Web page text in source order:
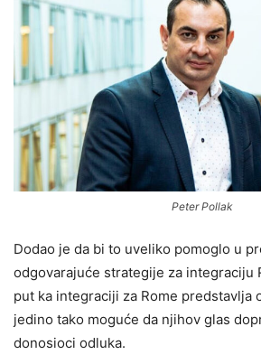
Peter Pollak
Dodao je da bi to uveliko pomoglo u
odgovarajuće strategije za integraciju
put ka integraciji za Rome predstavlja
jedino tako moguće da njihov glas
donosioci odluka.